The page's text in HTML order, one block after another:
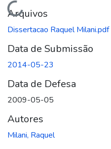
Carregando...
Arquivos
Dissertacao Raquel Milani.pdf
Data de Submissão
2014-05-23
Data de Defesa
2009-05-05
Autores
Milani, Raquel